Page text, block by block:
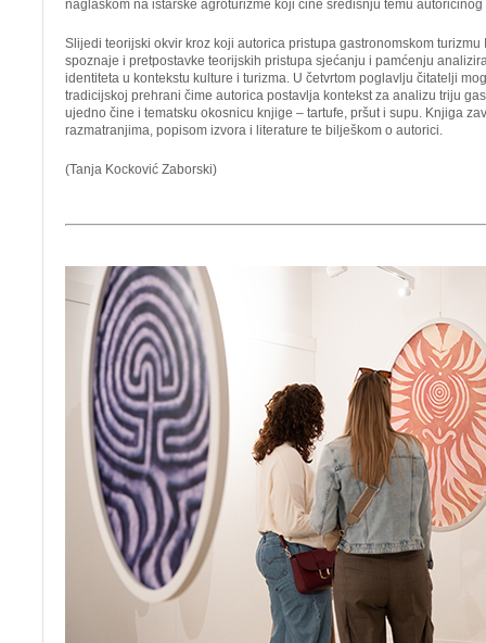
naglaskom na istarske agroturizme koji čine središnju temu
Slijedi teorijski okvir kroz koji autorica pristupa gastronomskom turizmu
spoznaje i pretpostavke teorijskih pristupa sjećanju i pamćenju
identiteta u kontekstu kulture i turizma. U četvrtom poglavlju čitatelji
tradicijskoj prehrani čime autorica postavlja kontekst za analizu triju
ujedno čine i tematsku okosnicu knjige – tartufe, pršut i supu. Knjiga
razmatranjima, popisom izvora i literature te bilješkom o autorici.
(Tanja Kocković Zaborski)